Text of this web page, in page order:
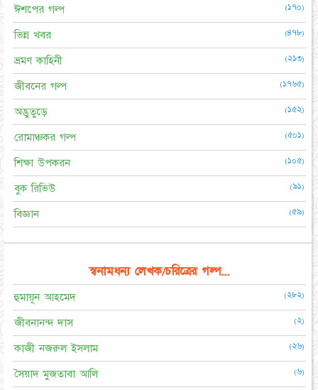
ঈশপের গল্প (১৭০)
ভিন্ন খবর (৪৭৮)
ভ্রমণ কাহিনী (২১৩)
জীবনের গল্প (১৭৬৫)
অদ্ভুতুড়ে (১৫২)
রোমাঞ্চকর গল্প (৫০১)
শিক্ষা উপকরন (১০৫)
বুক রিভিউ (৯১)
বিজ্ঞান (৫৯)
স্বনামধন্য লেখক/চরিত্রের গল্প...
হুমায়ূন আহমেদ (২৮২)
জীবনানন্দ দাস (২)
কাজী নজরুল ইসলাম (২৬)
সৈয়াদ মুজতাবা আলি (৬)